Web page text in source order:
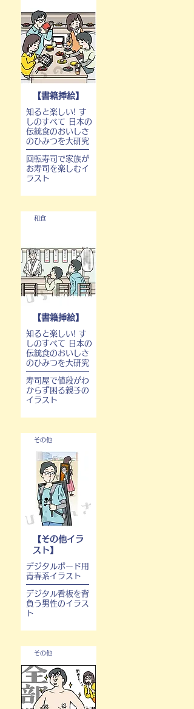
【書籍挿絵】
知ると楽しい! す
しのすべて 日本の
伝統食のおいしさ
のひみつを大研究
回転寿司で家族が
お寿司を楽しむイ
ラスト
和食
【書籍挿絵】
知ると楽しい! す
しのすべて 日本の
伝統食のおいしさ
のひみつを大研究
寿司屋で値段がわ
からず困る親子の
イラスト
その他
【その他イラ
スト】
デジタルボード用
青春系イラスト
デジタル看板を背
負う男性のイラス
ト
その他